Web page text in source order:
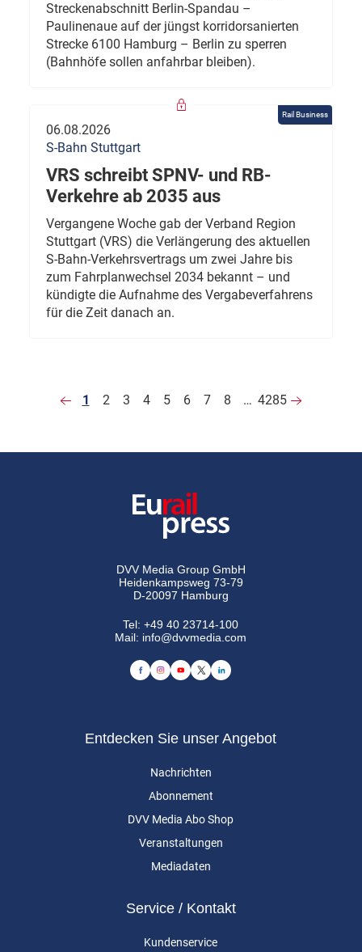
Streckenabschnitt Berlin-Spandau –
Paulinenaue auf der jüngst korridorsanierten
Strecke 6100 Hamburg – Berlin zu sperren
(Bahnhöfe sollen anfahrbar bleiben).
Rail Business
06.08.2026
S-Bahn Stuttgart
VRS schreibt SPNV- und RB-
Verkehre ab 2035 aus
Vergangene Woche gab der Verband Region
Stuttgart (VRS) die Verlängerung des aktuellen
S-Bahn-Verkehrsvertrags um zwei Jahre bis
zum Fahrplanwechsel 2034 bekannt – und
kündigte die Aufnahme des Vergabeverfahrens
für die Zeit danach an.
1 2 3 4 5 6 7 8 … 4285
DVV Media Group GmbH
Heidenkampsweg 73-79
D-20097 Hamburg
Tel:+49 40 23714-100
Mail: info@dvvmedia.com
Entdecken Sie unser Angebot
Nachrichten
Abonnement
DVV Media Abo Shop
Veranstaltungen
Mediadaten
Service / Kontakt
Kundenservice